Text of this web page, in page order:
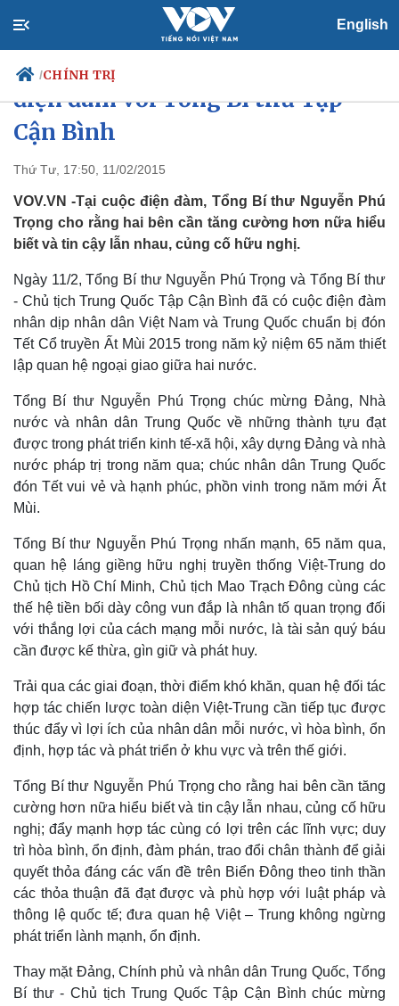
English
/CHÍNH TRỊ
Chính trị
Tổ chức nhân sự
Quốc hội
Nhận diện sự thật
Tin 24h
Dự báo thời tiết
Giáo dục
Dấu ấn VOV
Biển đảo
Tổng Bí thư Nguyễn Phú Trọng
điện đàm với Tổng Bí thư Tập
Cận Bình
Thứ Tư, 17:50, 11/02/2015
VOV.VN -Tại cuộc điện đàm, Tổng Bí thư Nguyễn Phú
Trọng cho rằng hai bên cần tăng cường hơn nữa hiểu
biết và tin cậy lẫn nhau, củng cố hữu nghị.
Ngày 11/2, Tổng Bí thư Nguyễn Phú Trọng và Tổng Bí thư
- Chủ tịch Trung Quốc Tập Cận Bình đã có cuộc điện đàm
nhân dịp nhân dân Việt Nam và Trung Quốc chuẩn bị đón
Tết Cổ truyền Ất Mùi 2015 trong năm kỷ niệm 65 năm thiết
lập quan hệ ngoại giao giữa hai nước.
Tổng Bí thư Nguyễn Phú Trọng chúc mừng Đảng, Nhà
nước và nhân dân Trung Quốc về những thành tựu đạt
được trong phát triển kinh tế-xã hội, xây dựng Đảng và nhà
nước pháp trị trong năm qua; chúc nhân dân Trung Quốc
đón Tết vui vẻ và hạnh phúc, phồn vinh trong năm mới Ất
Mùi.
Tổng Bí thư Nguyễn Phú Trọng nhấn mạnh, 65 năm qua,
quan hệ láng giềng hữu nghị truyền thống Việt-Trung do
Chủ tịch Hồ Chí Minh, Chủ tịch Mao Trạch Đông cùng các
thế hệ tiền bối dày công vun đắp là nhân tố quan trọng đối
với thắng lợi của cách mạng mỗi nước, là tài sản quý báu
cần được kế thừa, gìn giữ và phát huy.
Trải qua các giai đoạn, thời điểm khó khăn, quan hệ đối tác
hợp tác chiến lược toàn diện Việt-Trung cần tiếp tục được
thúc đẩy vì lợi ích của nhân dân mỗi nước, vì hòa bình, ổn
định, hợp tác và phát triển ở khu vực và trên thế giới.
Tổng Bí thư Nguyễn Phú Trọng cho rằng hai bên cần tăng
cường hơn nữa hiểu biết và tin cậy lẫn nhau, củng cố hữu
nghị; đẩy mạnh hợp tác cùng có lợi trên các lĩnh vực; duy
trì hòa bình, ổn định, đàm phán, trao đổi chân thành để giải
quyết thỏa đáng các vấn đề trên Biển Đông theo tinh thần
các thỏa thuận đã đạt được và phù hợp với luật pháp và
thông lệ quốc tế; đưa quan hệ Việt – Trung không ngừng
phát triển lành mạnh, ổn định.
Thay mặt Đảng, Chính phủ và nhân dân Trung Quốc, Tổng
Bí thư - Chủ tịch Trung Quốc Tập Cận Bình chúc mừng